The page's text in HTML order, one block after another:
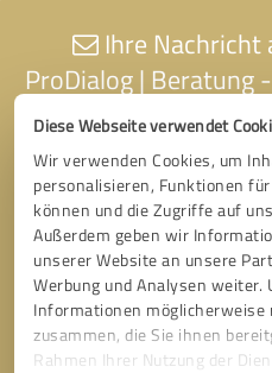
Diese Webseite verwendet
Wir verwenden Cookies, um
personalisieren, Funktionen
können und die Zugriffe auf
Außerdem geben wir
unserer Website an unsere
Werbung und Analysen
Informationen
zusammen, die Sie ihnen
Rahmen Ihrer Nutzung der
Ihre Nachricht
ProDialog | Beratung